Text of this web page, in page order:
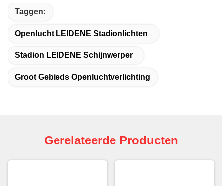
Taggen:
Openlucht LEIDENE Stadionlichten
Stadion LEIDENE Schijnwerper
Groot Gebieds Openluchtverlichting
Gerelateerde Producten